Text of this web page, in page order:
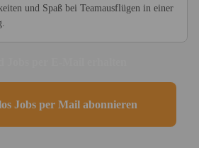
und Spaß bei Teamausflügen in einer
Jobs per Mail abonnieren